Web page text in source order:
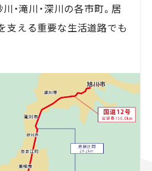
川・滝川・深川の各市町。居
支える重要な生活道路でも